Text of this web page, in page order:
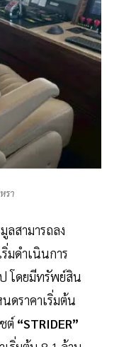
รา
ลสามารถลง
มดำเนินการ
โดยมีทรัพย์สิน
ดราคาเริ่มต้น
ต์ “STRIDER”